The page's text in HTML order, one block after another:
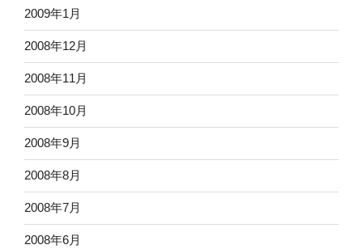
2009年1月
2008年12月
2008年11月
2008年10月
2008年9月
2008年8月
2008年7月
2008年6月